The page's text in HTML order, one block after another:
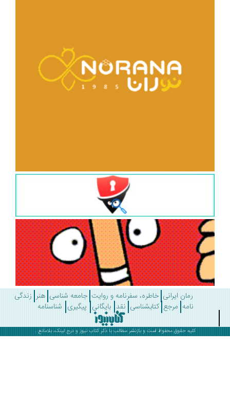
رمان ایرانی خاطره، سفرنامه و روایت جامعه شناسی هنر زندگی
مرجع کتابشناسی نقد بایگانی پیگیری شناسنامه
کلیه حقوق محفوظ است و بازنشر مطالب با ذکرکتاب نیوزو درج لینک، بلامانع .